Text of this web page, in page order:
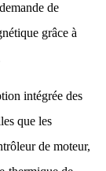
de
grâce à
intégrée des
que les
de moteur,